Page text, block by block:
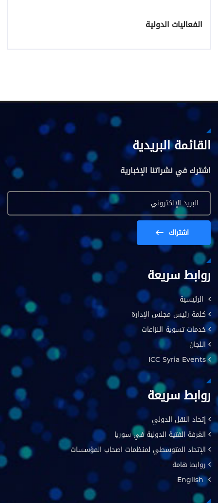
الفعاليات الدولية
القائمة البريدية
اشترك في نشراتنا الإخبارية
اشتراك
روابط سريعة
الرئيسية
كلمة رئيس مجلس الإدارة
خدمات تسوية النزاعات
اللجان
ICC Syria Events
روابط سريعة
إتحاد النقل الدولي
الغرفة الفتية الدولية في سوريا
الإتحاد المتوسطي لمنظمات اصحاب المؤسسات
روابط هامة
English